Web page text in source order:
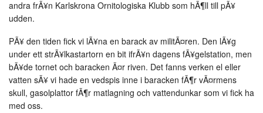
andra frÃ¥n Karlskrona Ornitologiska Klubb som hÃ¶ll till pÃ¥
udden.
PÃ¥ den tiden fick vi lÃ¥na en barack av militÃ¤ren. Den lÃ¥g
under ett strÃ¥lkastartorn en bit ifrÃ¥n dagens fÃ¥gelstation, men
bÃ¥de tornet och baracken Ã¤r riven. Det fanns verken el eller
vatten sÃ¥ vi hade en vedspis inne i baracken fÃ¶r vÃ¤rmens
skull, gasolplattor fÃ¶r matlagning och vattendunkar som vi fick ha
med oss.